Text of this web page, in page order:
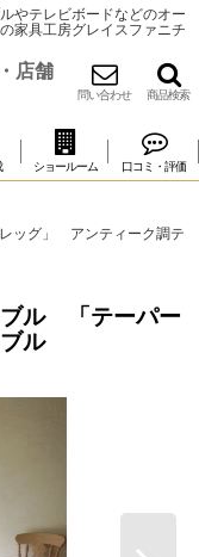
やテレビボードなどのオー
家具工房グレイスファニチ
店舗
問い合わせ 商品検索
ショールーム 口コミ・評価
ッグ」 アンティーク調テ
ブル 「テーパー
ル